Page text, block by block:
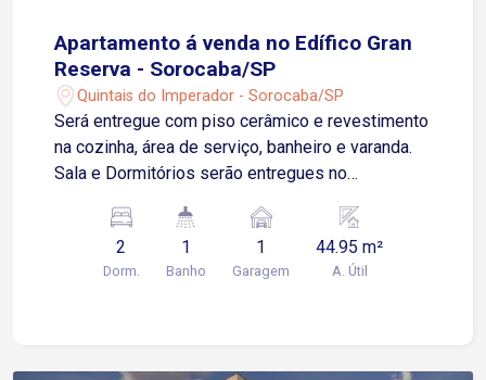
Apartamento á venda no Edífico Gran
Reserva - Sorocaba/SP
Quintais do Imperador - Sorocaba/SP
Será entregue com piso cerâmico e revestimento
na cozinha, área de serviço, banheiro e varanda.
Sala e Dormitórios serão entregues no
Garagem Descoberta e Fixa para um veículo de
pequeno ou médio porte Condomínio: torre única,
2 elevadores, playground, salão de festas.
2
Dorm.
1
Banho
1
Garagem
44.95 m²
A. Útil